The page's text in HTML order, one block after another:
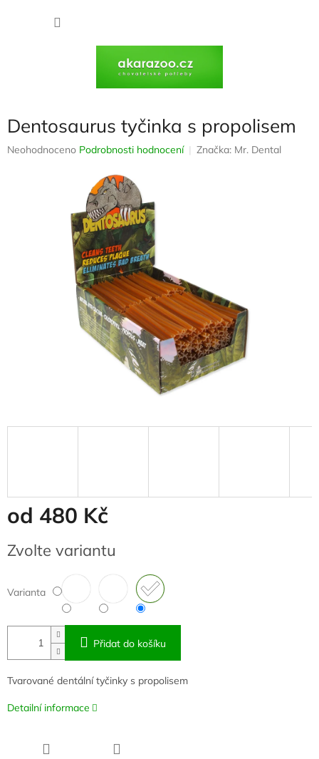
Dentosaurus tyčinka s propolisem
Průměrné
Neohodnoceno Podrobnosti hodnocení Značka: Mr. Dental
od 480 Kč
cena:
Zvolte variantu
Varianta
Přidat do košíku
Tvarované dentální tyčinky s propolisem
Detailní informace